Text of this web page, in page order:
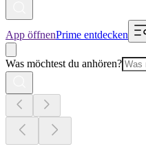
App öffnenPrime entdecken
Was möchtest du anhören?